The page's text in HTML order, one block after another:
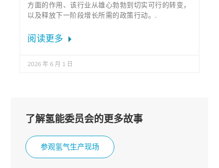
方面的作用、该行业从雄心勃勃到切实可行的转变，
以及释放下一阶段增长所需的政策行动。.
阅读更多
2026 年 6 月 1 日
了解氢能委员会的更多故事
参观氢气生产现场